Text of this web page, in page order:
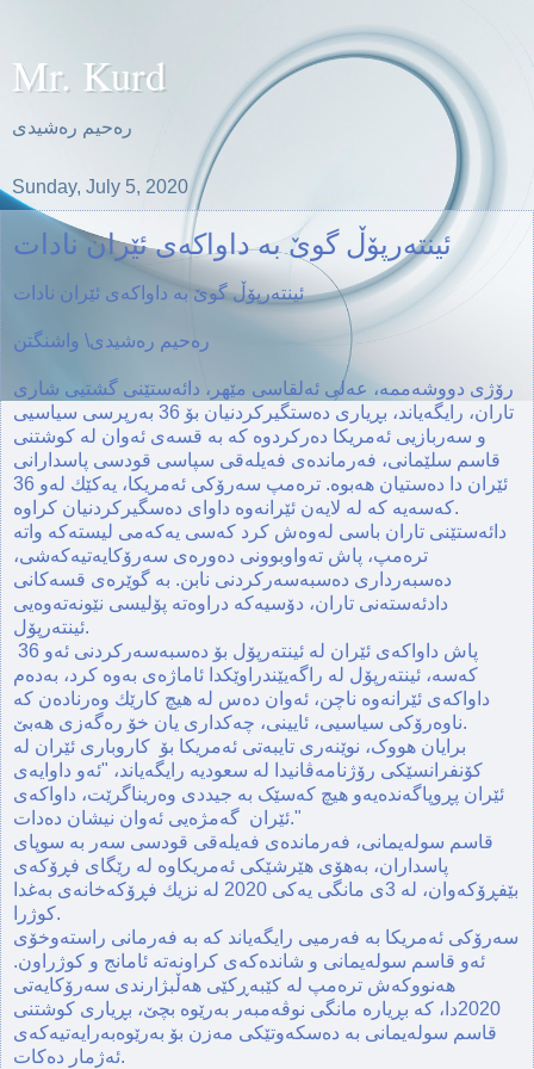
Mr. Kurd
ره‌حیم ره‌شیدی
Sunday, July 5, 2020
ئینتەرپۆڵ گوێ به‌ داواكه‌ی ئێران نادات
ئینتەرپۆڵ گوێ به‌ داواكه‌ی ئێران نادات
ره‌حیم ره‌شیدی\ واشنگتن
رۆژی دووشەممە، عەلی ئەلقاسی مێهر، دائه‌ستێنی گشتیی شاری
تاران، رایگەیاند، بڕیاری دەستگیرکردنیان بۆ 36 بەرپرسی سیاسیی
و سەربازیی ئەمریکا دەركردوە كه‌ به‌ قسه‌ی ئه‌وان له‌ كوشتنی
قاسم سلێمانی، فه‌رمانده‌ی فه‌یله‌قی سپاسی قودسی پاسدارانی
ئێران دا ده‌ستیان هه‌بوه‌. تره‌مپ سه‌رۆكی ئه‌مریكا، یه‌كێك له‌و 36
كه‌سه‌یه‌ كه‌ له‌ لایه‌ن ئێرانه‌وه‌ داوای ده‌سگیركردنیان كراوه‌.
دائه‌ستێنی تاران باسی له‌وه‌ش كرد‌ كه‌سی یه‌كه‌می لیسته‌كه‌ واته‌
تره‌مپ، پاش ته‌واوبوونی ده‌وره‌ی سه‌رۆكایه‌تیه‌كه‌شی،
ده‌سبه‌رداری ده‌سبه‌سه‌ركردنی نابن. به‌ گوێره‌ی قسه‌كانی
دادئه‌سته‌نی تاران، دۆسیه‌كه‌ دراوه‌ته‌‌ پۆلیسی نێونه‌ته‌وه‌یی
ئینتەرپۆل.
كه‌سه‌، ئینته‌رپۆل لە راگەیێندراوێکدا ئاماژەی بەوە کرد، بەدەم
داواكه‌ی ئێرانه‌وه‌ ناچن، ئه‌وان ده‌س له‌ هیچ كارێك وه‌رناده‌ن كه‌
ناوه‌رۆكی سیاسیی، ئایینی، چه‌كداری یان خۆ ره‌گه‌زی هه‌بێ.
برایان هووک، نوێنه‌ری تایبەتی ئەمریکا بۆ كاروباری ئێران لە
کۆنفرانسێکی رۆژنامەڤانیدا لە سعودیە رایگەیاند، "ئەو داوایەی
ئێران پڕوپاگەندەیەو هیچ کەسێک بە جیددی وەریناگرێت، داواكه‌ی
ئێران گەمژەیی ئه‌وان نیشان ده‌دات."
قاسم سولەیمانی، فەرماندەی فەیلەقی قودسی سەر بە سوپای
پاسداران، بەهۆی هێرشێكی ئەمریكاوە لە رێگای فڕۆكەی
بێفڕۆكەوان، لە 3ی مانگی یه‌كی 2020 لە نزیك فڕۆكەخانەی بەغدا
كوژرا.
سه‌رۆكی ئه‌مریكا به‌ فه‌رمیی رایگه‌یاند كه‌ به‌ فه‌رمانی راسته‌وخۆی
ئه‌و قاسم سوله‌یمانی و شانده‌كه‌ی كراونه‌ته‌ ئامانج و كوژراون.
هه‌نووكه‌ش تره‌مپ له‌ كێبه‌ڕكێی هه‌ڵبژارندی سه‌رۆكایه‌تی
2020دا، كه‌ بڕیاره‌ مانگی نوڤه‌مبه‌ر به‌رێوه‌ بچێ، بڕیاری كوشتنی
قاسم سوله‌یمانی به‌ ده‌سكه‌وتێكی مه‌زن‌ بۆ به‌رێوه‌به‌رایه‌تیه‌كه‌ی
ئه‌ژمار ده‌كات.